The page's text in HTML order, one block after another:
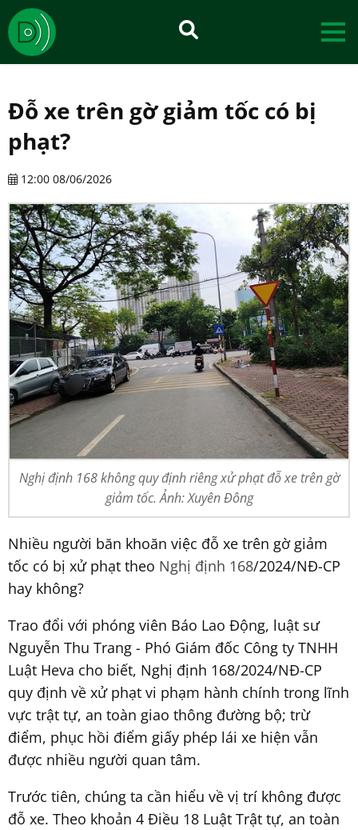
Đỗ xe trên gờ giảm tốc có bị
phạt?
12:00 08/06/2026
Nghị định 168 không quy định riêng xử phạt đỗ xe trên gờ
giảm tốc. Ảnh: Xuyên Đông
Nhiều người băn khoăn việc đỗ xe trên gờ giảm
tốc có bị xử phạt theo Nghị định 168/2024/NĐ-CP
hay không?
Trao đổi với phóng viên Báo Lao Động, luật sư
Nguyễn Thu Trang - Phó Giám đốc Công ty TNHH
Luật Heva cho biết, Nghị định 168/2024/NĐ-CP
quy định về xử phạt vi phạm hành chính trong lĩnh
vực trật tự, an toàn giao thông đường bộ; trừ
điểm, phục hồi điểm giấy phép lái xe hiện vẫn
được nhiều người quan tâm.
Trước tiên, chúng ta cần hiểu về vị trí không được
đỗ xe. Theo khoản 4 Điều 18 Luật Trật tự, an toàn